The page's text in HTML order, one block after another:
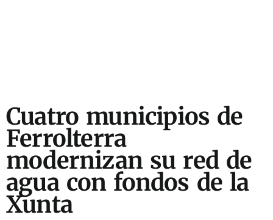
Cuatro municipios de
Ferrolterra
modernizan su red de
agua con fondos de la
Xunta